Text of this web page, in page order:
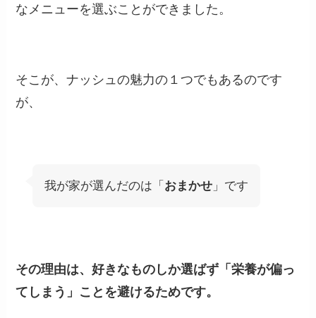
なメニューを選ぶことができました。
そこが、ナッシュの魅力の１つでもあるのです
が、
我が家が選んだのは「 おまかせ 」です
その理由は、好きなものしか選ばず「栄養が偏っ
てしまう 」ことを避けるためです。